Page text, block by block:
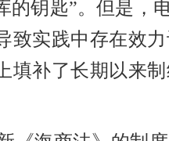
的钥匙”。但是
致实践中存在效
填补了长期以来